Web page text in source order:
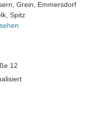
, Grein , Emmersdorf
, Spitz
12